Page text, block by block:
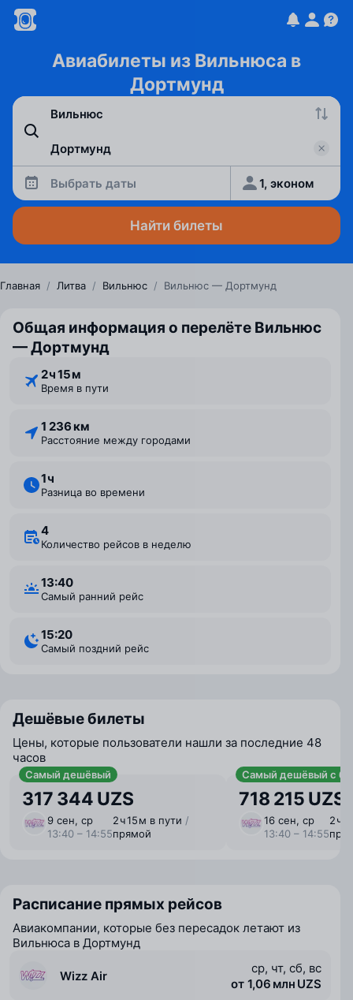
Авиабилеты из Вильнюса в
Дортмунд
Выбрать даты 1, эконом
Найти билеты
Главная / Литва / Вильнюс / Вильнюс — Дортмунд
Общая информация о перелёте Вильнюс
— Дортмунд
2 ⁠ч 15 ⁠м
Время в пути
1 236 км
Расстояние между городами
1 ⁠ч
Разница во времени
4
Количество рейсов в неделю
13:40
Самый ранний рейс
15:20
Самый поздний рейс
Дешёвые билеты
Цены, которые пользователи нашли за последние 48
часов
Самый дешёвый
317 344 UZS
9 сен, ср
13:40 – 14:55
2 ⁠ч 15 ⁠м в пути /
прямой
Самый дешёвый с
718 215 UZS
16 сен, ср
13:40 – 14:55
2 ⁠ч
Расписание прямых рейсов
Авиакомпании, которые без пересадок летают из
Вильнюса в Дортмунд
Wizz Air
ср, чт, сб, вс
от 1,06 млн UZS